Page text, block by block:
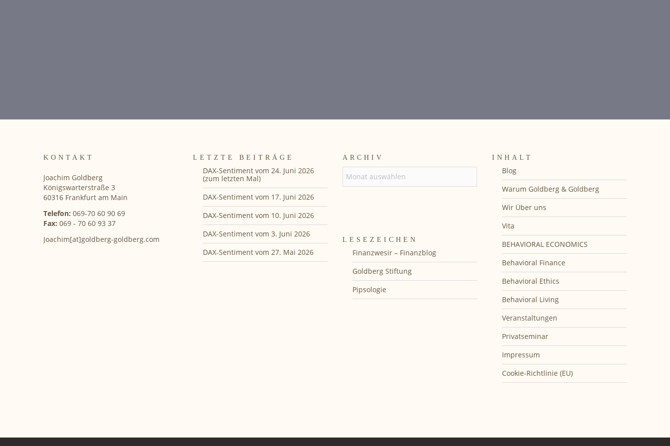
KONTAKT
Joachim Goldberg
Königswarterstraße 3
60316 Frankfurt am Main
Telefon: 069-70 60 90 69
Fax: 069 - 70 60 93 37
Joachim[at]goldberg-goldberg.com
LETZTE BEITRÄGE
DAX-Sentiment vom 24. Juni 2026
(zum letzten Mal)
DAX-Sentiment vom 17. Juni 2026
DAX-Sentiment vom 10. Juni 2026
DAX-Sentiment vom 3. Juni 2026
DAX-Sentiment vom 27. Mai 2026
ARCHIV
LESEZEICHEN
Finanzwesir – Finanzblog
Goldberg Stiftung
Pipsologie
INHALT
Blog
Warum Goldberg & Goldberg
Wir Über uns
Vita
BEHAVIORAL ECONOMICS
Behavioral Finance
Behavioral Ethics
Behavioral Living
Veranstaltungen
Privatseminar
Impressum
Cookie-Richtlinie (EU)